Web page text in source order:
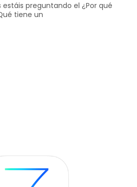
preguntando el ¿Por qué
tiene un